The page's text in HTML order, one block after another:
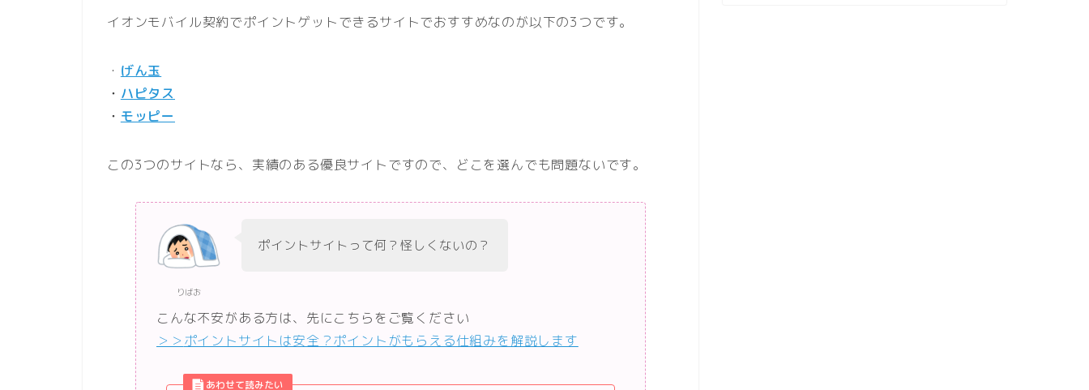
イオンモバイル契約でポイントゲットできるサイトでおすすめなのが以下の3つです。
・ げん玉
・ ハピタス
・ モッピー
この3つのサイトなら、実績のある優良サイトですので、どこを選んでも問題ないです。
りばお
ポイントサイトって何？怪しくないの？
こんな不安がある方は、先にこちらをご覧ください
＞＞ ポイントサイトは安全？ポイントがもらえる仕組みを解説します